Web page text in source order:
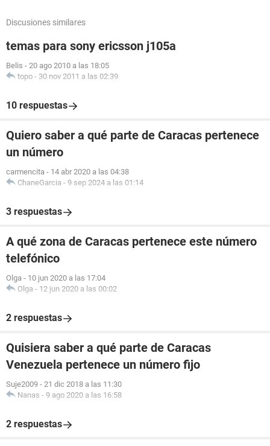
Discusiones similares
temas para sony ericsson j105a
Belis - 20 ago 2010 a las 18:05
topo - 30 nov 2011 a las 02:39
10 respuestas
Quiero saber a qué parte de Caracas pertenece
un número
carmencita - 14 abr 2020 a las 04:38
ChaneGarcia - 9 sep 2024 a las 01:14
3 respuestas
A qué zona de Caracas pertenece este número
telefónico
Olga - 10 jun 2020 a las 17:04
Olga - 12 jun 2020 a las 00:02
2 respuestas
Quisiera saber a qué parte de Caracas
Venezuela pertenece un número fijo
Suje2009 - 21 dic 2018 a las 11:30
Nanas - 9 ago 2020 a las 16:58
2 respuestas